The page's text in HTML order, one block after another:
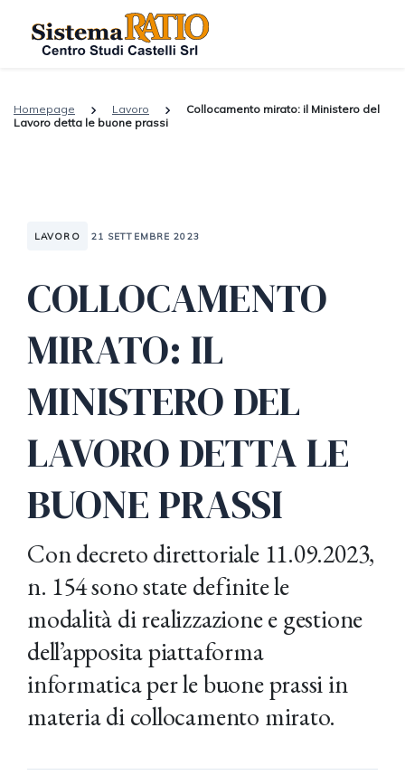
Homepage Lavoro
Collocamento mirato: il Ministero del
Lavoro detta le buone prassi
LAVORO 21 SETTEMBRE 2023
COLLOCAMENTO
MIRATO: IL
MINISTERO DEL
LAVORO DETTA LE
BUONE PRASSI
Con decreto direttoriale 11.09.2023,
n. 154 sono state definite le
modalità di realizzazione e gestione
dell’apposita piattaforma
informatica per le buone prassi in
materia di collocamento mirato.